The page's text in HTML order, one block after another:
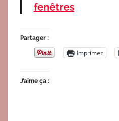
fenêtres
Partager :
Imprimer
J’aime ça :